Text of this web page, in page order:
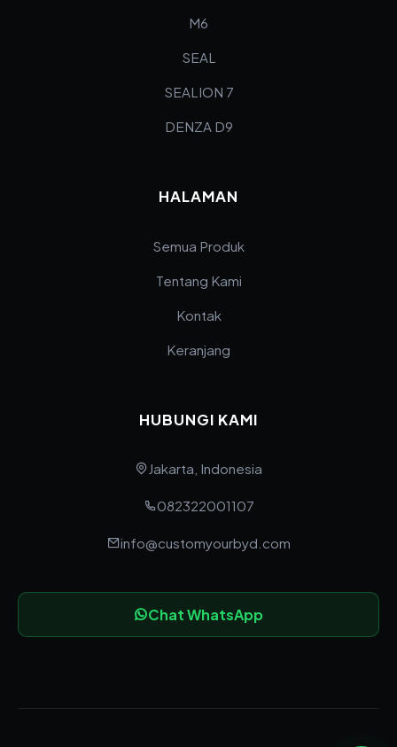
M6
SEAL
SEALION 7
DENZA D9
HALAMAN
Semua Produk
Tentang Kami
Kontak
Keranjang
HUBUNGI KAMI
Jakarta, Indonesia
082322001107
info@customyourbyd.com
Chat WhatsApp